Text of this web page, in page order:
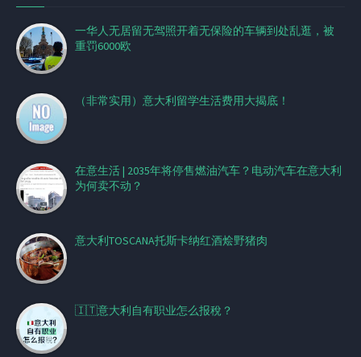
一华人无居留无驾照开着无保险的车辆到处乱逛，被
重罚6000欧
（非常实用）意大利留学生活费用大揭底！
在意生活 | 2035年将停售燃油汽车？电动汽车在意大利
为何卖不动？
意大利TOSCANA托斯卡纳红酒烩野猪肉
🇮🇹意大利自有职业怎么报稅？